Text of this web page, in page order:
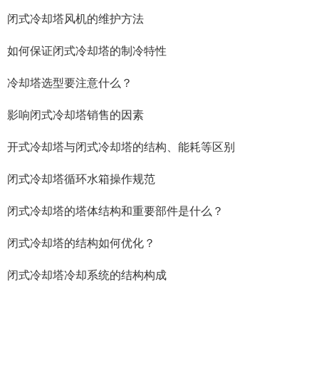
闭式冷却塔风机的维护方法
如何保证闭式冷却塔的制冷特性
冷却塔选型要注意什么？
影响闭式冷却塔销售的因素
开式冷却塔与闭式冷却塔的结构、能耗等区别
闭式冷却塔循环水箱操作规范
闭式冷却塔的塔体结构和重要部件是什么？
闭式冷却塔的结构如何优化？
闭式冷却塔冷却系统的结构构成